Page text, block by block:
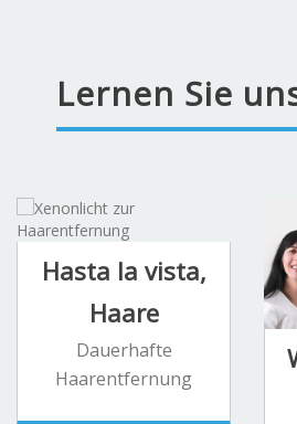
Lernen Sie
Hasta la vista,
Haare
Dauerhafte
Haarentfernung